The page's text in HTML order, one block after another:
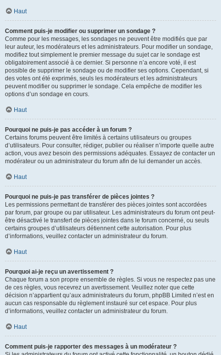
Haut
Comment puis-je modifier ou supprimer un sondage ?
Comme pour les messages, les sondages ne peuvent être modifiés que par
leur auteur, les modérateurs et les administrateurs. Pour modifier un sondage,
modifiez tout simplement le premier message du sujet car le sondage est
obligatoirement associé à ce dernier. Si personne n’a encore voté, il est
possible de supprimer le sondage ou de modifier ses options. Cependant, si
des votes ont été exprimés, seuls les modérateurs et les administrateurs
peuvent modifier ou supprimer le sondage. Cela empêche de modifier les
options d’un sondage en cours.
Haut
Pourquoi ne puis-je pas accéder à un forum ?
Certains forums peuvent être limités à certains utilisateurs ou groupes
d’utilisateurs. Pour consulter, rédiger, publier ou réaliser n’importe quelle autre
action, vous avez besoin des permissions adéquates. Essayez de contacter un
modérateur ou un administrateur du forum afin de lui demander un accès.
Haut
Pourquoi ne puis-je pas transférer de pièces jointes ?
Les permissions permettant de transférer des pièces jointes sont accordées
par forum, par groupe ou par utilisateur. Les administrateurs du forum ont peut-
être désactivé le transfert de pièces jointes dans le forum concerné, ou seuls
certains groupes d’utilisateurs détiennent cette autorisation. Pour plus
d’informations, veuillez contacter un administrateur du forum.
Haut
Pourquoi ai-je reçu un avertissement ?
Chaque forum a son propre ensemble de règles. Si vous ne respectez pas une
de ces règles, vous recevrez un avertissement. Veuillez noter que cette
décision n’appartient qu’aux administrateurs du forum, phpBB Limited n’est en
aucun cas responsable du règlement instauré sur cet espace. Pour plus
d’informations, veuillez contacter un administrateur du forum.
Haut
Comment puis-je rapporter des messages à un modérateur ?